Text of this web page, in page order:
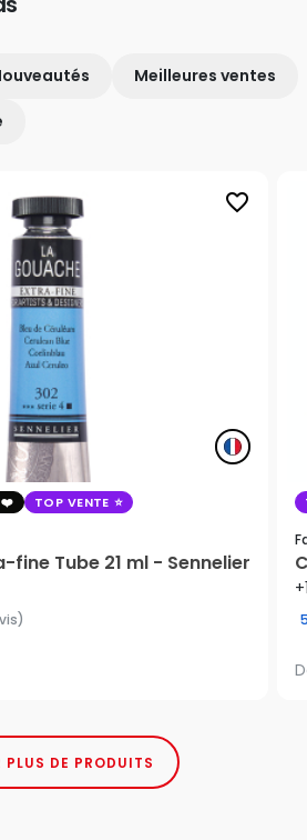
Meilleures ventes
favorite_border
TOP VENTE
fine Tube 21 ml - Sennelier
PLUS DE PRODUITS